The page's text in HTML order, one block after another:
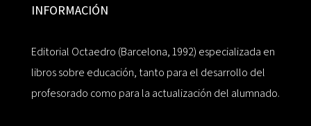
INFORMACIÓN
Editorial Octaedro (Barcelona, 1992) especializada en
libros sobre educación, tanto para el desarrollo del
profesorado como para la actualización del alumnado.